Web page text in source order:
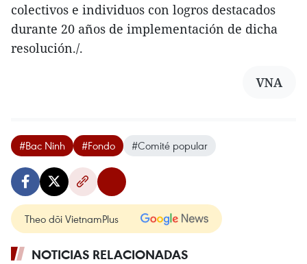
colectivos e individuos con logros destacados
durante 20 años de implementación de dicha
resolución./.
VNA
#Bac Ninh #Fondo #Comité popular
Theo dõi VietnamPlus
NOTICIAS RELACIONADAS